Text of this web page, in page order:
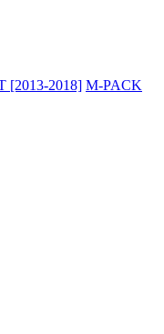
[2013-2018] M-PACK